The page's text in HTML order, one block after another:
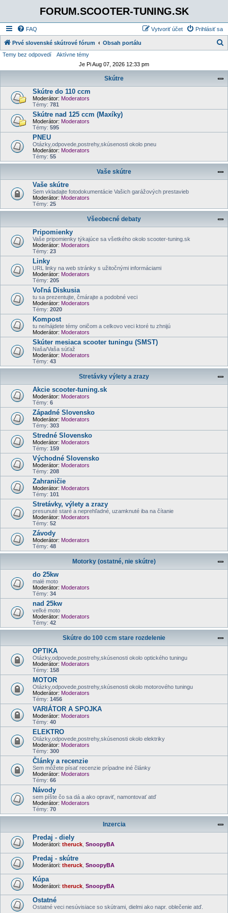
FORUM.SCOOTER-TUNING.SK
FAQ Prihlásiť sa
Vytvoriť účet
Prvé slovenské skútrové fórum Obsah portálu
Temy bez odpovedí
Aktívne témy
Je Pi Aug 07, 2026 12:33 pm
Skútre
Skútre do 110 ccm
Moderátor: Moderators
Témy: 781
Skútre nad 125 ccm (Maxíky)
Moderátor: Moderators
Témy: 595
PNEU
Otázky,odpovede,postrehy,skúsenosti okolo pneu
Moderátor: Moderators
Témy: 55
Vaše skútre
Vaše skútre
Sem vkladajte fotodokumentácie Vašich garážových prestavieb
Moderátor: Moderators
Témy: 25
Všeobecné debaty
Pripomienky
Vaše pripomienky týkajúce sa všetkého okolo scooter-tuning.sk
Moderátor: Moderators
Témy: 23
Linky
URL linky na web stránky s užitočnými informáciami
Moderátor: Moderators
Témy: 205
Voľná Diskusia
tu sa prezentujte, čmárajte a podobné veci
Moderátor: Moderators
Témy: 2020
Kompost
tu ne/nájdete témy oničom a celkovo veci ktoré tu zhnijú
Moderátor: Moderators
Skúter mesiaca scooter tuningu (SMST)
Naša/Vaša súťaž
Moderátor: Moderators
Témy: 43
Stretávky výlety a zrazy
Akcie scooter-tuning.sk
Moderátor: Moderators
Témy: 6
Západné Slovensko
Moderátor: Moderators
Témy: 303
Stredné Slovensko
Moderátor: Moderators
Témy: 159
Východné Slovensko
Moderátor: Moderators
Témy: 208
Zahraničie
Moderátor: Moderators
Témy: 101
Stretávky, výlety a zrazy
presunuté staré a neprehľadné, uzamknuté iba na čítanie
Moderátor: Moderators
Témy: 52
Závody
Moderátor: Moderators
Témy: 48
Motorky (ostatné, nie skútre)
do 25kw
malé moto
Moderátor: Moderators
Témy: 34
nad 25kw
veľké moto
Moderátor: Moderators
Témy: 42
Skútre do 100 ccm stare rozdelenie
OPTIKA
Otázky,odpovede,postrehy,skúsenosti okolo optického tuningu
Moderátor: Moderators
Témy: 158
MOTOR
Otázky,odpovede,postrehy,skúsenosti okolo motorového tuningu
Moderátor: Moderators
Témy: 1456
VARIÁTOR A SPOJKA
Moderátor: Moderators
Témy: 40
ELEKTRO
Otázky,odpovede,postrehy,skúsenosti okolo elektriky
Moderátor: Moderators
Témy: 300
Články a recenzie
Sem môžete písať recenzie prípadne iné články
Moderátor: Moderators
Témy: 66
Návody
sem píšte čo sa dá a ako opraviť, namontovať atď
Moderátor: Moderators
Témy: 70
Inzercia
Predaj - diely
Moderátori: theruck SnoopyBA
Predaj - skútre
Moderátori: theruck SnoopyBA
Kúpa
Moderátori: theruck SnoopyBA
Ostatné
Ostatné veci nesúvisiace so skútrami, dielmi ako napr. oblečenie atď.